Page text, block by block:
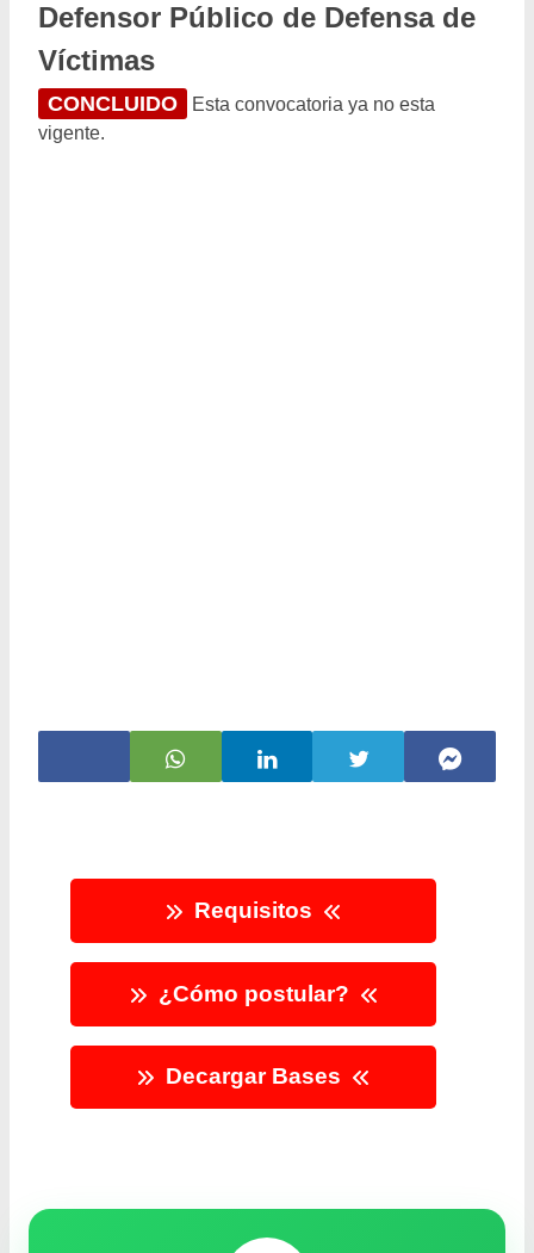
Defensor Público de Defensa de
Víctimas
CONCLUIDO
Esta convocatoria ya no esta
vigente.
Requisitos
¿Cómo postular?
Decargar Bases